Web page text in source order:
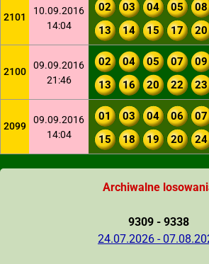
2101
10.09.2016
14:04
02 03 04 05 08
13
14 15 17 20
2100
09.09.2016
21:46
02 04 05 07 09
13
16 20 22 23
2099
09.09.2016
14:04
01 03 04 06 07
15
18 19 20 24
Archiwalne
9309 - 9338
24.07.2026 -